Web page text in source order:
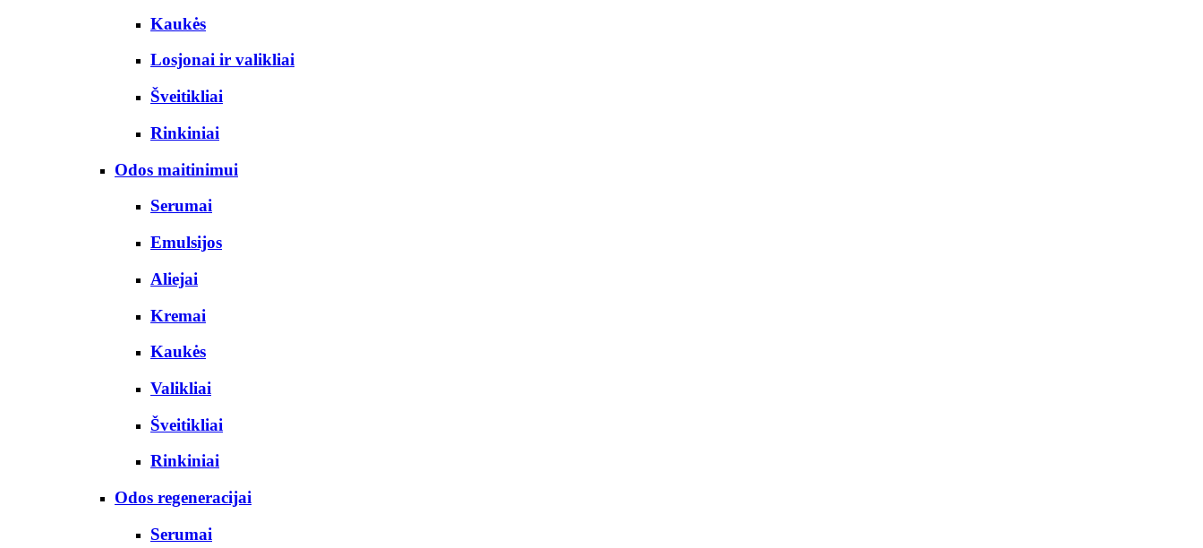
Kaukės
Losjonai ir valikliai
Šveitikliai
Rinkiniai
Odos maitinimui
Serumai
Emulsijos
Aliejai
Kremai
Kaukės
Valikliai
Šveitikliai
Rinkiniai
Odos regeneracijai
Serumai